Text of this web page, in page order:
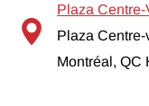
Plaza
Plaza
Montréal, QC